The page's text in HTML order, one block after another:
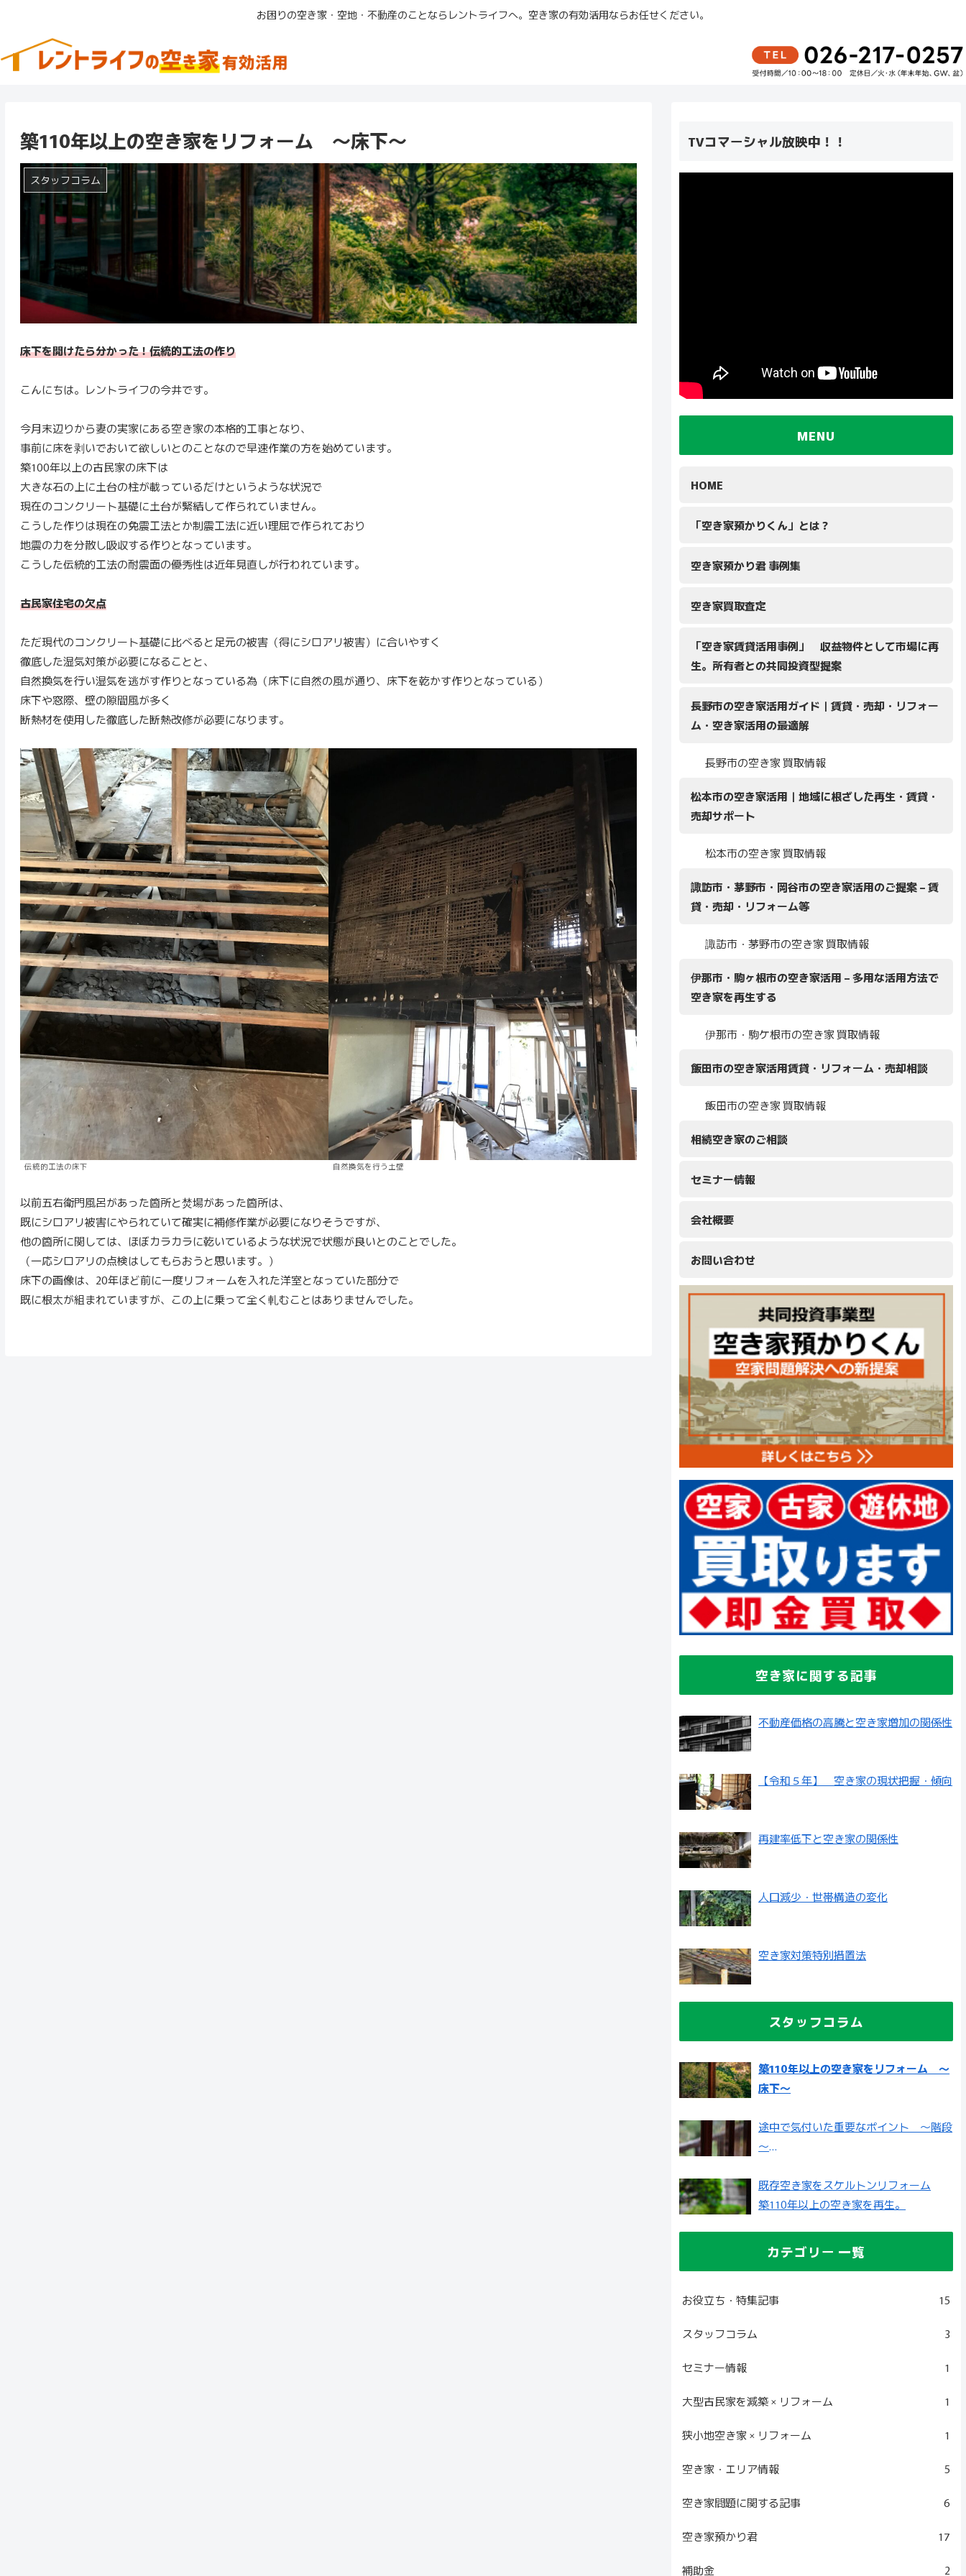
お困りの空き家・空地・不動産のことならレントライフへ。空き家の有効活用ならお任せください。
築110年以上の空き家をリフォーム ～床下～
スタッフコラム
床下を開けたら分かった！伝統的工法の作り
こんにちは。レントライフの今井です。
今月末辺りから妻の実家にある空き家の本格的工事となり、
事前に床を剥いでおいて欲しいとのことなので早速作業の方を始めています。
築100年以上の古民家の床下は
大きな石の上に土台の柱が載っているだけというような状況で
現在のコンクリート基礎に土台が緊結して作られていません。
こうした作りは現在の免震工法とか制震工法に近い理屈で作られており
地震の力を分散し吸収する作りとなっています。
こうした伝統的工法の耐震面の優秀性は近年見直しが行われています。
古民家住宅の欠点
ただ現代のコンクリート基礎に比べると足元の被害（得にシロアリ被害）に合いやすく
徹底した湿気対策が必要になることと、
自然換気を行い湿気を逃がす作りとなっている為（床下に自然の風が通り、床下を乾かす作りとなっている）
床下や窓際、壁の隙間風が多く
断熱材を使用した徹底した断熱改修が必要になります。
伝統的工法の床下 自然換気を行う土壁
以前五右衛門風呂があった箇所と焚場があった箇所は、
既にシロアリ被害にやられていて確実に補修作業が必要になりそうですが、
他の箇所に関しては、ほぼカラカラに乾いているような状況で状態が良いとのことでした。
（一応シロアリの点検はしてもらおうと思います。）
床下の画像は、20年ほど前に一度リフォームを入れた洋室となっていた部分で
既に根太が組まれていますが、この上に乗って全く軋むことはありませんでした。
TVコマーシャル放映中！！
MENU
HOME
「空き家預かりくん」とは？
空き家預かり君 事例集
空き家買取査定
「空き家賃貸活用事例」 収益物件として市場に再
生。所有者との共同投資型提案
長野市の空き家活用ガイド｜賃貸・売却・リフォー
ム・空き家活用の最適解
長野市の空き家 買取情報
松本市の空き家活用｜地域に根ざした再生・賃貸・
売却サポート
松本市の空き家 買取情報
諏訪市・茅野市・岡谷市の空き家活用のご提案 – 賃
貸・売却・リフォーム等
諏訪市・茅野市の空き家 買取情報
伊那市・駒ヶ根市の空き家活用 – 多用な活用方法で
空き家を再生する
伊那市・駒ケ根市の空き家 買取情報
飯田市の空き家活用賃貸・リフォーム・売却相談
飯田市の空き家 買取情報
相続空き家のご相談
セミナー情報
会社概要
お問い合わせ
空き家に関する記事
不動産価格の高騰と空き家増加の関係性
【令和５年】 空き家の現状把握・傾向
再建率低下と空き家の関係性
人口減少・世帯構造の変化
空き家対策特別措置法
スタッフコラム
築110年以上の空き家をリフォーム ～
床下～
途中で気付いた重要なポイント ～階段
～
既存空き家をスケルトンリフォーム
築110年以上の空き家を再生。
カテゴリー 一覧
お役立ち・特集記事 15
スタッフコラム 3
セミナー情報 1
大型古民家を減築 × リフォーム 1
狭小地空き家 × リフォーム 1
空き家・エリア情報 5
空き家問題に関する記事 6
空き家預かり君 17
補助金 2